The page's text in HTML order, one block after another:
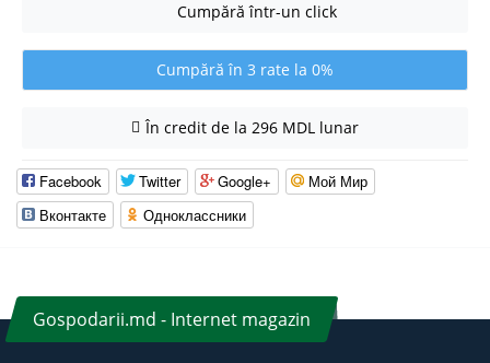
Cumpără într-un click
Cumpără în 3 rate la 0%
În credit de la 296 MDL lunar
Facebook Twitter Google+
Мой Мир
Вконтакте
Одноклассники
Gospodarii.md - Internet magazin